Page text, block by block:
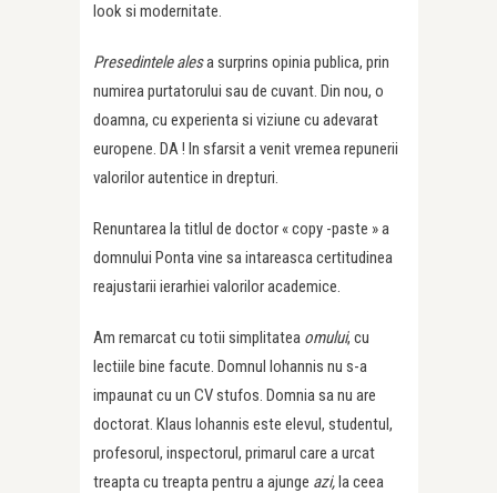
look si modernitate.
Presedintele alesa surprins opinia publica, prin
numirea purtatorului sau de cuvant. Din nou, o
doamna, cu experienta si viziune cu adevarat
europene. DA ! In sfarsit a venit vremea repunerii
valorilor autentice in drepturi.
Renuntarea la titlul de doctor « copy -paste » a
domnului Ponta vine sa intareasca certitudinea
reajustarii ierarhiei valorilor academice.
Am remarcat cu totii simplitatea omului, cu
lectiile bine facute. Domnul Iohannis nu s-a
impaunat cu un CV stufos. Domnia sa nu are
doctorat. Klaus Iohannis este elevul, studentul,
profesorul, inspectorul, primarul care a urcat
treapta cu treapta pentru a ajunge azi,la ceea